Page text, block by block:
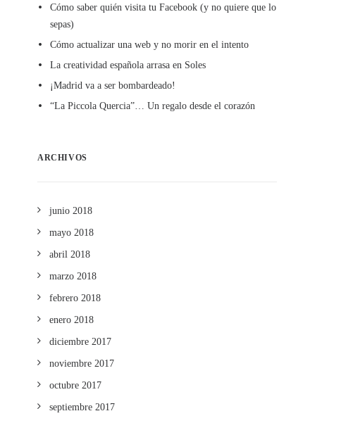
Cómo saber quién visita tu Facebook (y no quiere que lo
sepas)
Cómo actualizar una web y no morir en el intento
La creatividad española arrasa en Soles
¡Madrid va a ser bombardeado!
“La Piccola Quercia”… Un regalo desde el corazón
ARCHIVOS
junio 2018
mayo 2018
abril 2018
marzo 2018
febrero 2018
enero 2018
diciembre 2017
noviembre 2017
octubre 2017
septiembre 2017